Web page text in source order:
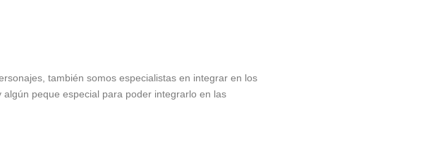
también somos especialistas en integrar en los
peque especial para poder integrarlo en las